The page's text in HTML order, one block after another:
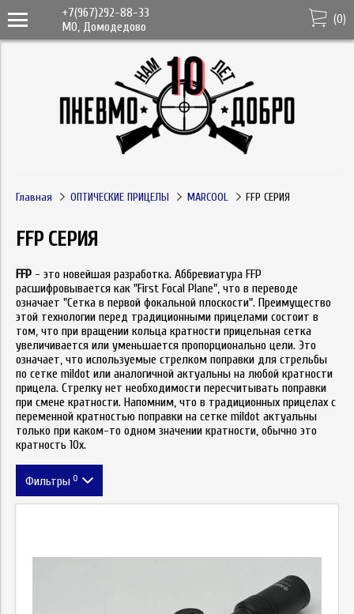
+7(967)292-88-33
МО, Домодедово
(0)
Главная ОПТИЧЕСКИЕ ПРИЦЕЛЫ MARCOOL FFP СЕРИЯ
FFP СЕРИЯ
FFP - это новейшая разработка. Аббревиатура FFP
расшифровывается как "First Focal Plane", что в переводе
означает "Сетка в первой фокальной плоскости". Преимущество
этой технологии перед традиционными прицелами состоит в
том, что при вращении кольца кратности прицельная сетка
увеличивается или уменьшается пропорционально цели. Это
означает, что используемые стрелком поправки для стрельбы
по сетке mildot или аналогичной актуальны на любой кратности
прицела. Стрелку нет необходимости пересчитывать поправки
при смене кратности. Напомним, что в традиционных прицелах с
переменной кратностью поправки на сетке mildot актуальны
только при каком-то одном значении кратности, обычно это
кратность 10х.
Фильтры 0